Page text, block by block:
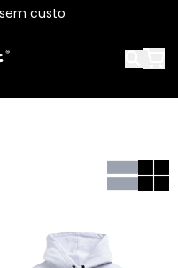
custo